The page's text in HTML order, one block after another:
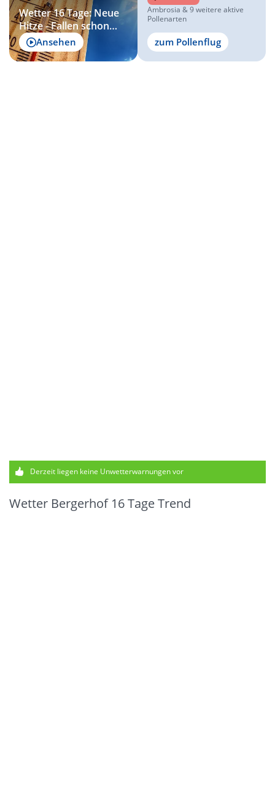
Wetter 16 Tage: Neue
Hitze - Fallen schon
wieder die 40 Grad?
Ansehen
Ambrosia & 9 weitere aktive
Pollenarten
zum Pollenflug
Derzeit liegen keine Unwetterwarnungen vor
Wetter Bergerhof 16 Tage Trend